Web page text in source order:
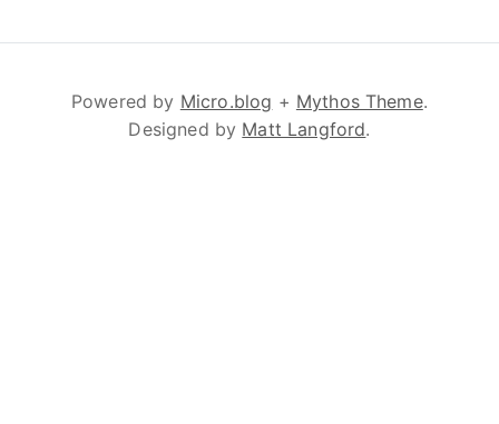
Powered by Micro.blog + Mythos Theme.
Designed by Matt Langford.